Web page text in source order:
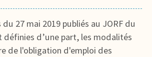
27 mai 2019 publiés au JORF du
définies d’une part, les modalités
de l'obligation d'emploi des